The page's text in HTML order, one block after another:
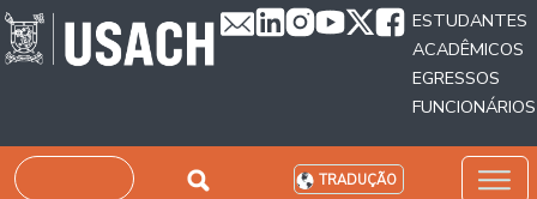
Passar para o conteúdo principal
ESTUDANTES
ACADÊMICOS
EGRESSOS
FUNCIONÁRIOS
Pesquisar TRADUÇÃO